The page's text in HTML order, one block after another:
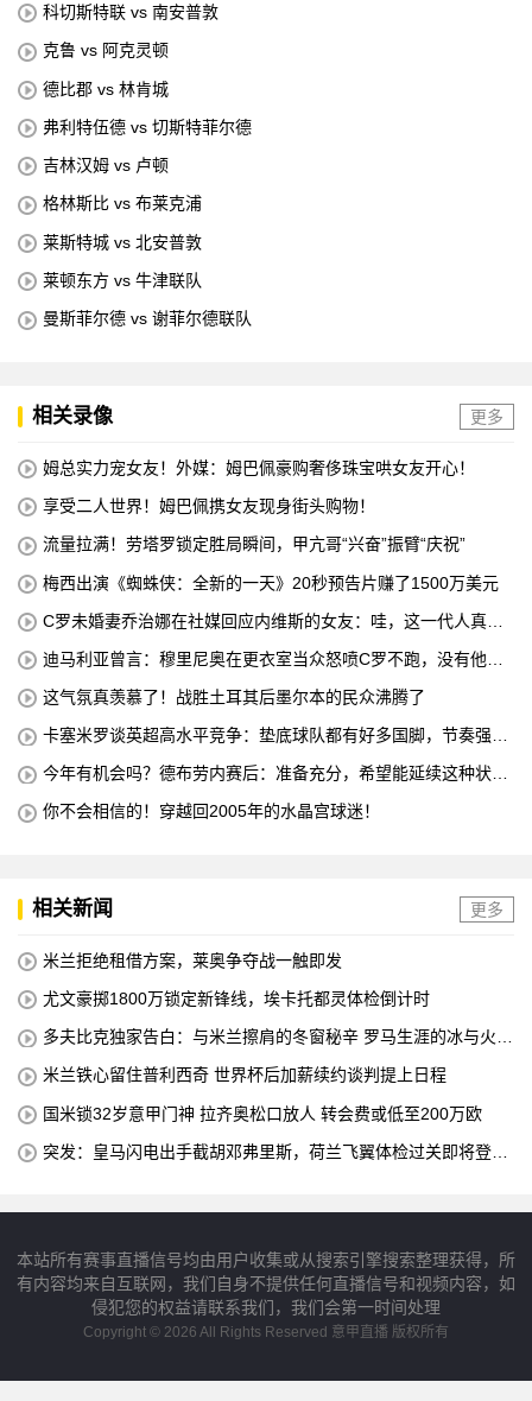
科切斯特联 vs 南安普敦
克鲁 vs 阿克灵顿
德比郡 vs 林肯城
弗利特伍德 vs 切斯特菲尔德
吉林汉姆 vs 卢顿
格林斯比 vs 布莱克浦
莱斯特城 vs 北安普敦
莱顿东方 vs 牛津联队
曼斯菲尔德 vs 谢菲尔德联队
相关录像 更多
姆总实力宠女友！外媒：姆巴佩豪购奢侈珠宝哄女友开心！
享受二人世界！姆巴佩携女友现身街头购物！
流量拉满！劳塔罗锁定胜局瞬间，甲亢哥“兴奋”振臂“庆祝”
梅西出演《蜘蛛侠：全新的一天》20秒预告片赚了1500万美元
C罗未婚妻乔治娜在社媒回应内维斯的女友：哇，这一代人真劲
迪马利亚曾言：穆里尼奥在更衣室当众怒喷C罗不跑，没有他不
这气氛真羡慕了！战胜土耳其后墨尔本的民众沸腾了
卡塞米罗谈英超高水平竞争：垫底球队都有好多国脚，节奏强度
今年有机会吗？德布劳内赛后：准备充分，希望能延续这种状
你不会相信的！穿越回2005年的水晶宫球迷！
相关新闻 更多
米兰拒绝租借方案，莱奥争夺战一触即发
尤文豪掷1800万锁定新锋线，埃卡托都灵体检倒计时
多夫比克独家告白：与米兰擦肩的冬窗秘辛 罗马生涯的冰与火之
米兰铁心留住普利西奇 世界杯后加薪续约谈判提上日程
国米锁32岁意甲门神 拉齐奥松口放人 转会费或低至200万欧
突发：皇马闪电出手截胡邓弗里斯，荷兰飞翼体检过关即将登陆
本站所有赛事直播信号均由用户收集或从搜索引擎搜索整理获得，所
有内容均来自互联网，我们自身不提供任何直播信号和视频内容，如
侵犯您的权益请联系我们，我们会第一时间处理
Copyright © 2026 All Rights Reserved 意甲直播 版权所有